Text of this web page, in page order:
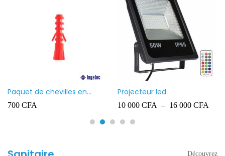
Paquet de chevilles en
plastique Ingelec – 8
700 CFA
Projecteur led
10 000 CFA – 16 000 CFA
Découvrez